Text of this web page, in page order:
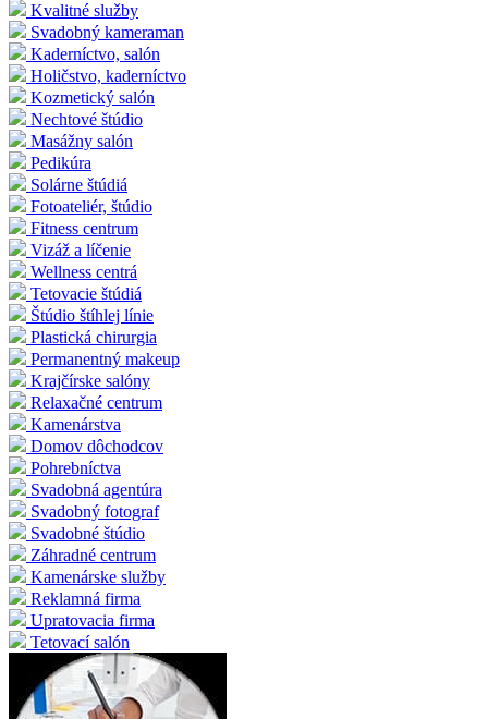
Kvalitné služby
Svadobný kameraman
Kaderníctvo, salón
Holičstvo, kaderníctvo
Kozmetický salón
Nechtové štúdio
Masážny salón
Pedikúra
Solárne štúdiá
Fotoateliér, štúdio
Fitness centrum
Vizáž a líčenie
Wellness centrá
Tetovacie štúdiá
Štúdio štíhlej línie
Plastická chirurgia
Permanentný makeup
Krajčírske salóny
Relaxačné centrum
Kamenárstva
Domov dôchodcov
Pohrebníctva
Svadobná agentúra
Svadobný fotograf
Svadobné štúdio
Záhradné centrum
Kamenárske služby
Reklamná firma
Upratovacia firma
Tetovací salón